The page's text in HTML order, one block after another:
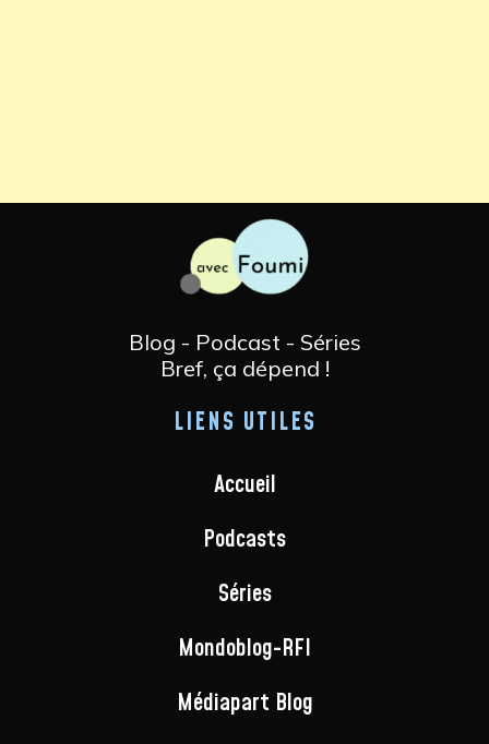
Blog - Podcast - Séries
Bref, ça dépend !
LIENS UTILES
Accueil
Podcasts
Séries
Mondoblog-RFI
Médiapart Blog